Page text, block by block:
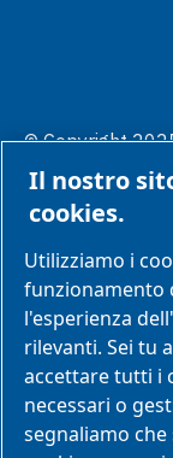
© Copyright
Tutti i diritti sono
Il nostro
cookies.
Utilizziamo i
funzionamento
l'esperienza
rilevanti. Sei tu
accettare tutti i
necessari o
segnaliamo